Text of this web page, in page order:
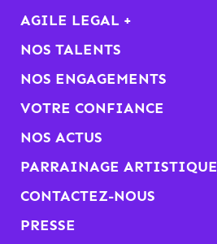
AGILE LEGAL +
NOS TALENTS
NOS ENGAGEMENTS
VOTRE CONFIANCE
NOS ACTUS
PARRAINAGE ARTISTIQUE
CONTACTEZ-NOUS
PRESSE